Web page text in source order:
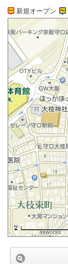
新規オープン